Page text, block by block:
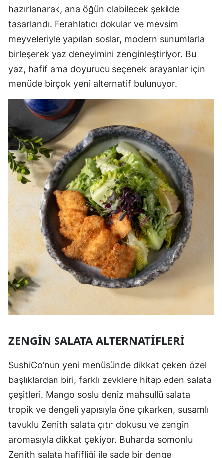
hazırlanarak, ana öğün olabilecek şekilde
tasarlandı. Ferahlatıcı dokular ve mevsim
meyveleriyle yapılan soslar, modern sunumlarla
birleşerek yaz deneyimini zenginleştiriyor. Bu
yaz, hafif ama doyurucu seçenek arayanlar için
menüde birçok yeni alternatif bulunuyor.
ZENGIN SALATA ALTERNATIFLERI
SushiCo’nun yeni menüsünde dikkat çeken özel
başlıklardan biri, farklı zevklere hitap eden salata
çeşitleri. Mango soslu deniz mahsullü salata
tropik ve dengeli yapısıyla öne çıkarken, susamlı
tavuklu Zenith salata çıtır dokusu ve zengin
aromasıyla dikkat çekiyor. Buharda somonlu
Zenith salata hafifliği ile sade bir denge